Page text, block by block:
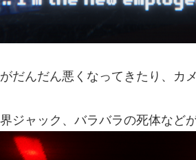
だんだん悪くなってきたり、カ
ジャック、バラバラの死体など